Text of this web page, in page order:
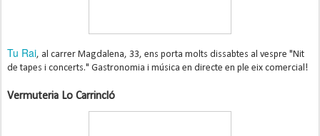
Tu Rai, al carrer Magdalena, 33, ens porta molts dissabtes al vespre "Nit
de tapes i concerts." Gastronomia i música en directe en ple eix comercial!
Vermuteria Lo Carrincló